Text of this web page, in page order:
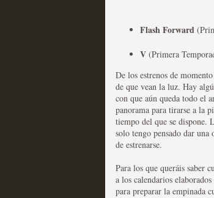
Fin de ciclo
Recomendación de la semana
Taboo es
Flash Forward
V (Primera
De los estrenos de
de que vean la luz. Hay
con que aún queda todo el
panorama para tirarse a la
tiempo del que se dispone.
solo tengo pensado dar
de estrenarse.
Para los que queráis saber
a los calendarios elaborados
para preparar la empinada